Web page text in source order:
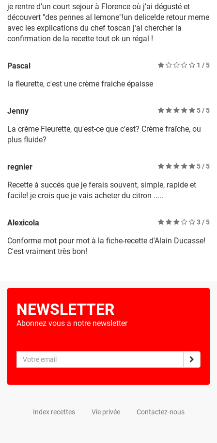
je rentre d'un court sejour à Florence où j'ai dégusté et
découvert "des pennes al lemone"!un delice!de retour meme
avec les explications du chef toscan j'ai chercher la
confirmation de la recette tout ok un régal !
Pascal 1 / 5
la fleurette, c'est une crème fraiche épaisse
Jenny 5/ 5
La crème Fleurette, qu'est-ce que c'est? Crème fraîche, ou
plus fluide?
regnier 5/ 5
Recette à succés que je ferais souvent, simple, rapide et
facile! je crois que je vais acheter du citron .....
Alexicola 3/ 5
Conforme mot pour mot à la fiche-recette d'Alain Ducasse!
C'est vraiment très bon!
NEWSLETTER
Abonnez vous a notre newsletter
Index recettes Vie privée Contactez-nous